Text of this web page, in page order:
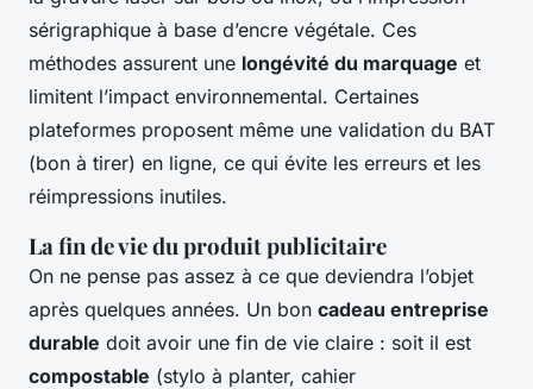
sérigraphique à base d’encre végétale. Ces
méthodes assurent une longévité du marquage et
limitent l’impact environnemental. Certaines
plateformes proposent même une validation du BAT
(bon à tirer) en ligne, ce qui évite les erreurs et les
réimpressions inutiles.
La fin de vie du produit publicitaire
On ne pense pas assez à ce que deviendra l’objet
après quelques années. Un bon cadeau entreprise
durable doit avoir une fin de vie claire : soit il est
compostable (stylo à planter, cahier